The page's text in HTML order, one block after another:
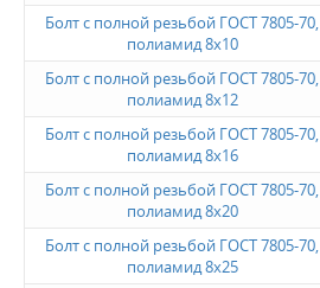
Болт с полной резьбой ГОСТ 7805-70,
полиамид 8x10
Болт с полной резьбой ГОСТ 7805-70,
полиамид 8x12
Болт с полной резьбой ГОСТ 7805-70,
полиамид 8x16
Болт с полной резьбой ГОСТ 7805-70,
полиамид 8x20
Болт с полной резьбой ГОСТ 7805-70,
полиамид 8x25